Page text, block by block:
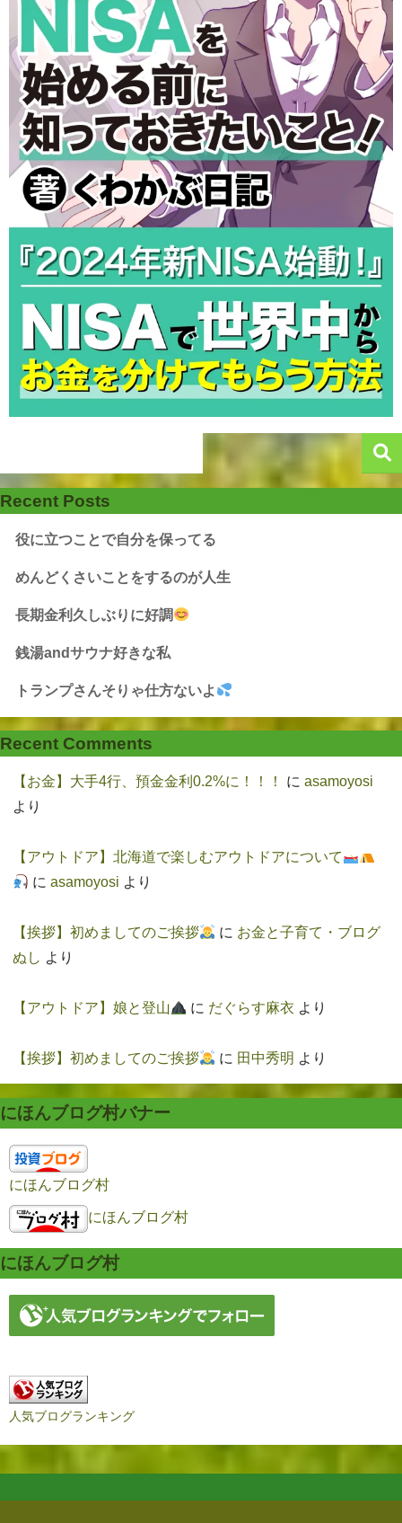
Recent Posts
役に立つことで自分を保ってる
めんどくさいことをするのが人生
長期金利久しぶりに好調
銭湯andサウナ好きな私
トランプさんそりゃ仕方ないよ
Recent Comments
【お金】大手4行、預金金利0.2%に！！！ に asamoyosi
より
【アウトドア】北海道で楽しむアウトドアについて
に asamoyosi より
【挨拶】初めましてのご挨拶 に お金と子育て・ブログ
ぬし より
【アウトドア】娘と登山 に だぐらす麻衣 より
【挨拶】初めましてのご挨拶 に 田中秀明 より
にほんブログ村バナー
にほんブログ村
にほんブログ村
にほんブログ村
人気ブログランキング